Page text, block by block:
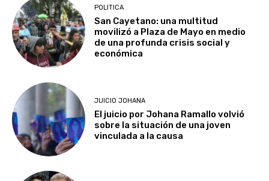
POLITICA
San Cayetano: una multitud
movilizó a Plaza de Mayo en medio
de una profunda crisis social y
económica
JUICIO JOHANA
El juicio por Johana Ramallo volvió
sobre la situación de una joven
vinculada a la causa